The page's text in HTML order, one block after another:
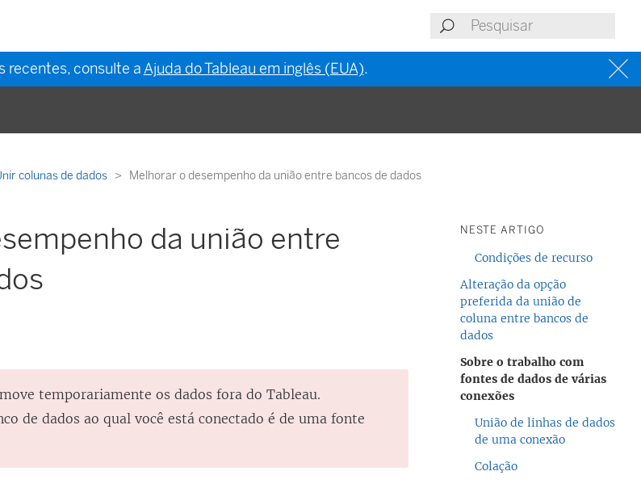
recentes, consulte aAjuda do Tableau em inglês (EUA).
colunas de dados Melhorar o desempenho da união entre bancos de dados
da união entre
temporariamente os dados fora do Tableau.
de dados ao qual você está conectado é de uma fonte
NESTE ARTIGO
Condições de recurso
Alteração da opção
preferida da união de
coluna entre bancos de
dados
Sobre o trabalho com
fontes de dados de várias
conexões
União de linhas de dados
de uma conexão
Colação